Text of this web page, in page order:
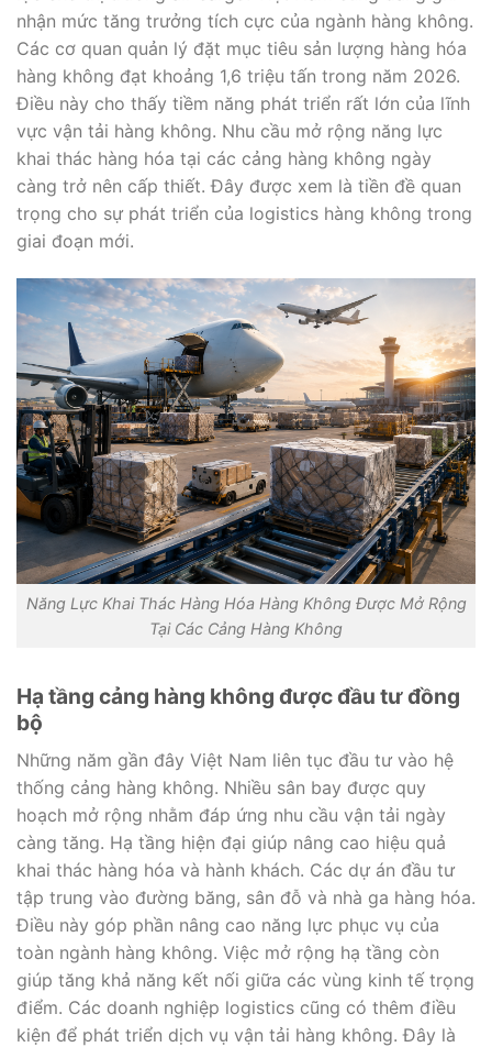
nhận mức tăng trưởng tích cực của ngành hàng không.
Các cơ quan quản lý đặt mục tiêu sản lượng hàng hóa
hàng không đạt khoảng 1,6 triệu tấn trong năm 2026.
Điều này cho thấy tiềm năng phát triển rất lớn của lĩnh
vực vận tải hàng không. Nhu cầu mở rộng năng lực
khai thác hàng hóa tại các cảng hàng không ngày
càng trở nên cấp thiết. Đây được xem là tiền đề quan
trọng cho sự phát triển của logistics hàng không trong
giai đoạn mới.
Năng Lực Khai Thác Hàng Hóa Hàng Không Được Mở Rộng
Tại Các Cảng Hàng Không
Hạ tầng cảng hàng không được đầu tư đồng
bộ
Những năm gần đây Việt Nam liên tục đầu tư vào hệ
thống cảng hàng không. Nhiều sân bay được quy
hoạch mở rộng nhằm đáp ứng nhu cầu vận tải ngày
càng tăng. Hạ tầng hiện đại giúp nâng cao hiệu quả
khai thác hàng hóa và hành khách. Các dự án đầu tư
tập trung vào đường băng, sân đỗ và nhà ga hàng hóa.
Điều này góp phần nâng cao năng lực phục vụ của
toàn ngành hàng không. Việc mở rộng hạ tầng còn
giúp tăng khả năng kết nối giữa các vùng kinh tế trọng
điểm. Các doanh nghiệp logistics cũng có thêm điều
kiện để phát triển dịch vụ vận tải hàng không. Đây là